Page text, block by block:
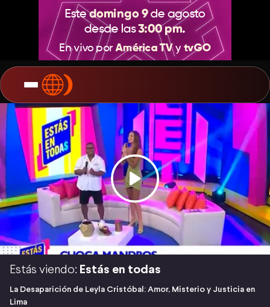
Estás viendo: Estás en todas
La Desaparición de Leyla Cristóbal: Amor, Misterio y Justicia en
Lima